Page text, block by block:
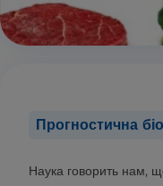
Прогностична
Наука говорить нам,